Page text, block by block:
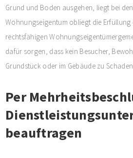
Grund und Boden ausgehen, liegt bei
Wohnungseigentum obliegt die Erfüllung
rechtsfähigen
dafür sorgen, dass kein Besucher,
Grundstück oder im Gebäude zu
Per
beauftragen